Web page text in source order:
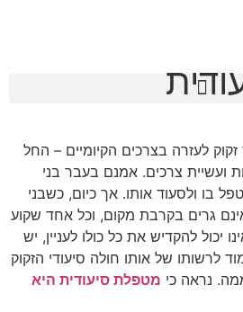
לעזרה בצרכים הקיומיים – החל
ועשיית צרכים. אמנם בעבר בני
בו ולסעוד אותו. אך כיום, כשבני
גרים בקרבת מקום, וכל אחד שקוע
יכול להקדיש את כל כולו לעניין, יש
לרשותו של אותו חולה סיעודי הזקוק
מטפלת סיעודית היא